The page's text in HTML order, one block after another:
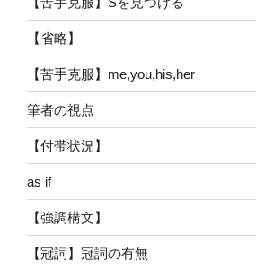
【省略】
【苦手克服】me,you,his,her
筆者の視点
【付帯状況】
as if
【強調構文】
【冠詞】冠詞の有無